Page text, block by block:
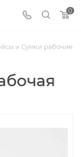
0
и Сумки рабочие